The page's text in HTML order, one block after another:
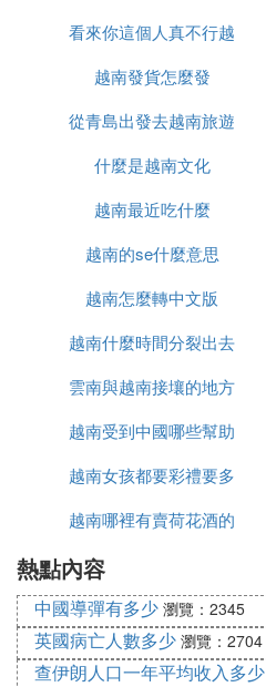
看來你這個人真不行越
南語怎麼說
越南發貨怎麼發
從青島出發去越南旅遊
怎麼辦
什麼是越南文化
越南最近吃什麼
越南的se什麼意思
越南怎麼轉中文版
越南什麼時間分裂出去
的
雲南與越南接壤的地方
有哪些
越南受到中國哪些幫助
越南女孩都要彩禮要多
少錢
越南哪裡有賣荷花酒的
熱點內容
中國導彈有多少 瀏覽：2345
英國病亡人數多少 瀏覽：2704
查伊朗人口一年平均收入多少